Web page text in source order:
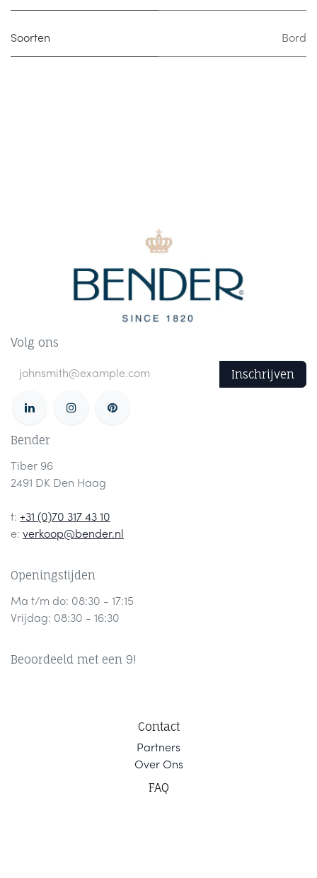
Soorten Bord
Volg ons
Inschrijven
Bender
Tiber 96
2491 DK Den Haag
t: +31 (0)70 317 43 10
e: verkoop@bender.nl
Openingstijden
Ma t/m do: 08:30 - 17:15
Vrijdag: 08:30 - 16:30
Beoordeeld met een 9!
Contact
Partners
Over Ons
FAQ